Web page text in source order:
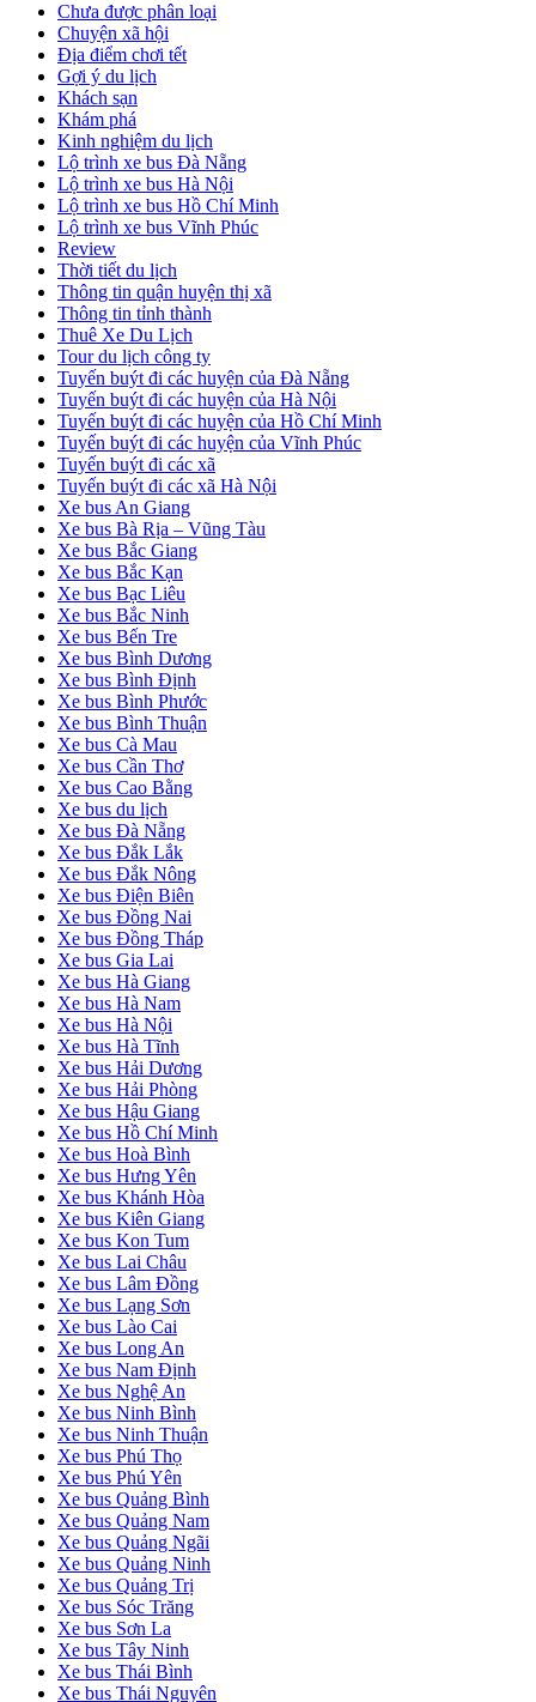
Chưa được phân loại
Chuyện xã hội
Địa điểm chơi tết
Gợi ý du lịch
Khách sạn
Khám phá
Kinh nghiệm du lịch
Lộ trình xe bus Đà Nẵng
Lộ trình xe bus Hà Nội
Lộ trình xe bus Hồ Chí Minh
Lộ trình xe bus Vĩnh Phúc
Review
Thời tiết du lịch
Thông tin quận huyện thị xã
Thông tin tỉnh thành
Thuê Xe Du Lịch
Tour du lịch công ty
Tuyến buýt đi các huyện của Đà Nẵng
Tuyến buýt đi các huyện của Hà Nội
Tuyến buýt đi các huyện của Hồ Chí Minh
Tuyến buýt đi các huyện của Vĩnh Phúc
Tuyến buýt đi các xã
Tuyến buýt đi các xã Hà Nội
Xe bus An Giang
Xe bus Bà Rịa – Vũng Tàu
Xe bus Bắc Giang
Xe bus Bắc Kạn
Xe bus Bạc Liêu
Xe bus Bắc Ninh
Xe bus Bến Tre
Xe bus Bình Dương
Xe bus Bình Định
Xe bus Bình Phước
Xe bus Bình Thuận
Xe bus Cà Mau
Xe bus Cần Thơ
Xe bus Cao Bằng
Xe bus du lịch
Xe bus Đà Nẵng
Xe bus Đắk Lắk
Xe bus Đắk Nông
Xe bus Điện Biên
Xe bus Đồng Nai
Xe bus Đồng Tháp
Xe bus Gia Lai
Xe bus Hà Giang
Xe bus Hà Nam
Xe bus Hà Nội
Xe bus Hà Tĩnh
Xe bus Hải Dương
Xe bus Hải Phòng
Xe bus Hậu Giang
Xe bus Hồ Chí Minh
Xe bus Hoà Bình
Xe bus Hưng Yên
Xe bus Khánh Hòa
Xe bus Kiên Giang
Xe bus Kon Tum
Xe bus Lai Châu
Xe bus Lâm Đồng
Xe bus Lạng Sơn
Xe bus Lào Cai
Xe bus Long An
Xe bus Nam Định
Xe bus Nghệ An
Xe bus Ninh Bình
Xe bus Ninh Thuận
Xe bus Phú Thọ
Xe bus Phú Yên
Xe bus Quảng Bình
Xe bus Quảng Nam
Xe bus Quảng Ngãi
Xe bus Quảng Ninh
Xe bus Quảng Trị
Xe bus Sóc Trăng
Xe bus Sơn La
Xe bus Tây Ninh
Xe bus Thái Bình
Xe bus Thái Nguyên